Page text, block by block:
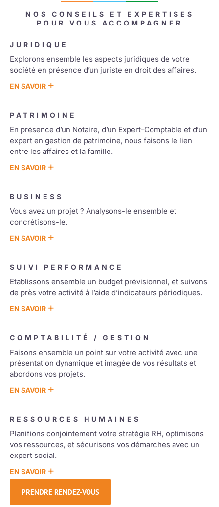
NOS CONSEILS ET EXPERTISES
POUR VOUS ACCOMPAGNER
JURIDIQUE
Explorons ensemble les aspects juridiques de votre
société en présence d’un juriste en droit des affaires.
EN SAVOIR +
PATRIMOINE
En présence d’un Notaire, d’un Expert-Comptable et d’un
expert en gestion de patrimoine, nous faisons le lien
entre les affaires et la famille.
EN SAVOIR +
BUSINESS
Vous avez un projet ? Analysons-le ensemble et
concrétisons-le.
EN SAVOIR +
SUIVI PERFORMANCE
Etablissons ensemble un budget prévisionnel, et suivons
de près votre activité à l’aide d’indicateurs périodiques.
EN SAVOIR +
COMPTABILITÉ / GESTION
Faisons ensemble un point sur votre activité avec une
présentation dynamique et imagée de vos résultats et
abordons vos projets.
EN SAVOIR +
RESSOURCES HUMAINES
Planifions conjointement votre stratégie RH, optimisons
vos ressources, et sécurisons vos démarches avec un
expert social.
EN SAVOIR +
PRENDRE RENDEZ-VOUS